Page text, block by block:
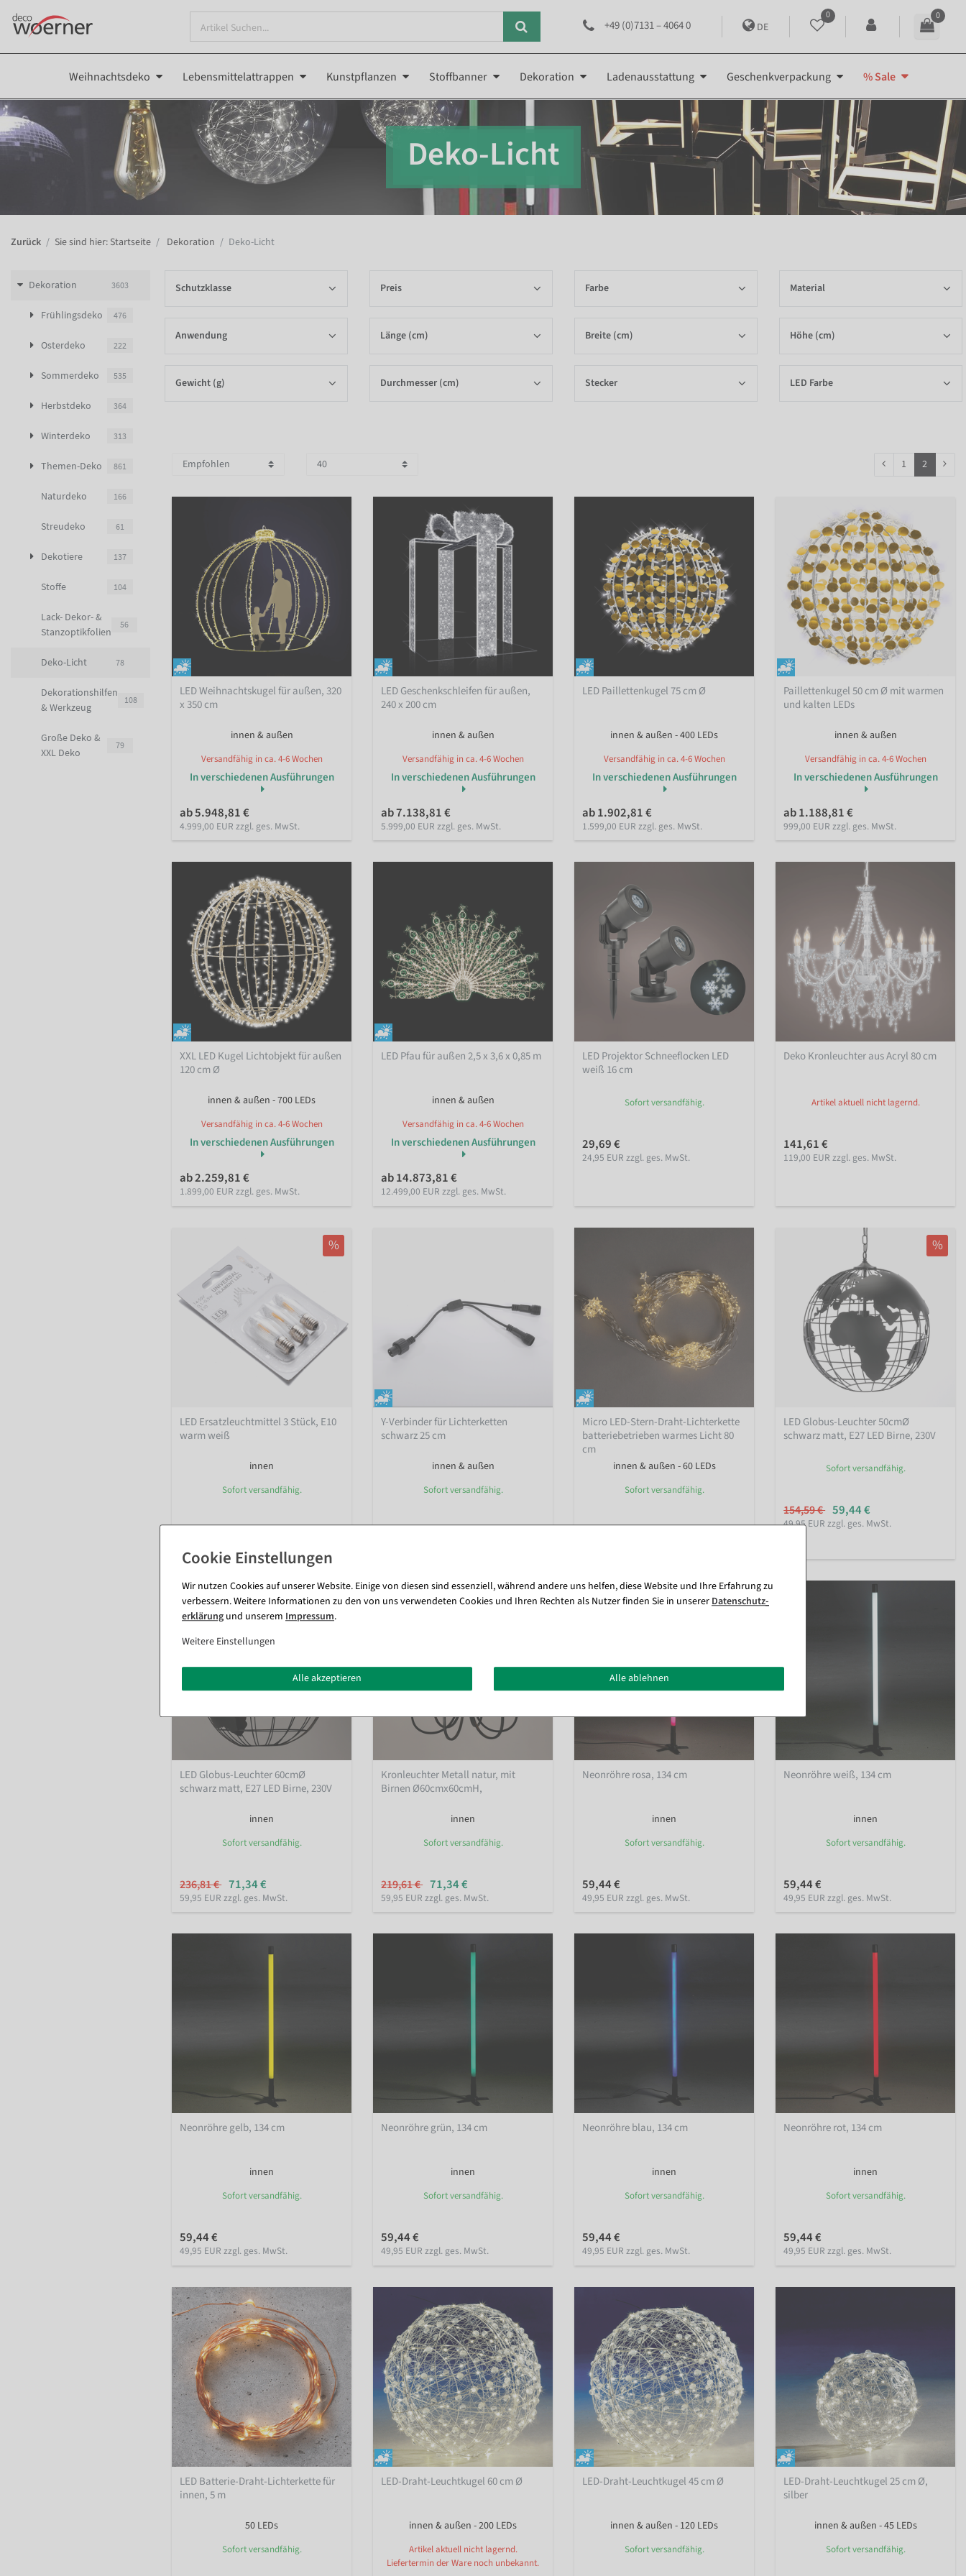
+49 (0)7131 – 4064 0 DE
0 0
Weihnachtsdeko Lebensmittelattrappen Kunstpflanzen Stoffbanner Dekoration Ladenausstattung Geschenkverpackung % Sale
Deko-Licht
Zurück Sie sind hier: Startseite Dekoration Deko-Licht
Dekoration 3603
Frühlingsdeko 476
Osterdeko 222
Sommerdeko 535
Herbstdeko 364
Winterdeko 313
Themen-Deko 861
Naturdeko 166
Streudeko 61
Dekotiere 137
Stoffe 104
Lack- Dekor- &
Stanzoptikfolien
56
Deko-Licht 78
Dekorationshilfen
& Werkzeug
108
Große Deko &
XXL Deko
79
Schutzklasse Preis Farbe Material
Anwendung Länge (cm) Breite (cm) Höhe (cm)
Gewicht (g) Durchmesser (cm) Stecker LED Farbe
1 2
LED Weihnachtskugel für außen, 320
x 350 cm
innen & außen
Versandfähig in ca. 4-6 Wochen
In verschiedenen Ausführungen
ab 5.948,81 €
4.999,00 EUR zzgl. ges. MwSt.
LED Geschenkschleifen für außen,
240 x 200 cm
innen & außen
Versandfähig in ca. 4-6 Wochen
In verschiedenen Ausführungen
ab 7.138,81 €
5.999,00 EUR zzgl. ges. MwSt.
LED Paillettenkugel 75 cm Ø
innen & außen - 400 LEDs
Versandfähig in ca. 4-6 Wochen
In verschiedenen Ausführungen
ab 1.902,81 €
1.599,00 EUR zzgl. ges. MwSt.
Paillettenkugel 50 cm Ø mit warmen
und kalten LEDs
innen & außen
Versandfähig in ca. 4-6 Wochen
In verschiedenen Ausführungen
ab 1.188,81 €
999,00 EUR zzgl. ges. MwSt.
XXL LED Kugel Lichtobjekt für außen
120 cm Ø
innen & außen - 700 LEDs
Versandfähig in ca. 4-6 Wochen
In verschiedenen Ausführungen
ab 2.259,81 €
1.899,00 EUR zzgl. ges. MwSt.
LED Pfau für außen 2,5 x 3,6 x 0,85 m
innen & außen
Versandfähig in ca. 4-6 Wochen
In verschiedenen Ausführungen
ab 14.873,81 €
12.499,00 EUR zzgl. ges. MwSt.
LED Projektor Schneeflocken LED
weiß 16 cm
Sofort versandfähig.
29,69 €
24,95 EUR zzgl. ges. MwSt.
Deko Kronleuchter aus Acryl 80 cm
Artikel aktuell nicht lagernd.
141,61 €
119,00 EUR zzgl. ges. MwSt.
%
LED Ersatzleuchtmittel 3 Stück, E10
warm weiß
innen
Sofort versandfähig.
9,46 € 5,89 €
Y-Verbinder für Lichterketten
schwarz 25 cm
innen & außen
Sofort versandfähig.
3,51 €
Micro LED-Stern-Draht-Lichterkette
batteriebetrieben warmes Licht 80
cm
innen & außen - 60 LEDs
Sofort versandfähig.
11,84 €
%
LED Globus-Leuchter 50cmØ
schwarz matt, E27 LED Birne, 230V
Sofort versandfähig.
154,59 € 59,44 €
49,95 EUR zzgl. ges. MwSt.
%
LED Globus-Leuchter 60cmØ
schwarz matt, E27 LED Birne, 230V
innen
Sofort versandfähig.
236,81 € 71,34 €
59,95 EUR zzgl. ges. MwSt.
%
Kronleuchter Metall natur, mit
Birnen Ø60cmx60cmH,
innen
Sofort versandfähig.
219,61 € 71,34 €
59,95 EUR zzgl. ges. MwSt.
Neonröhre rosa, 134 cm
innen
Sofort versandfähig.
59,44 €
49,95 EUR zzgl. ges. MwSt.
Neonröhre weiß, 134 cm
innen
Sofort versandfähig.
59,44 €
49,95 EUR zzgl. ges. MwSt.
Neonröhre gelb, 134 cm
innen
Sofort versandfähig.
59,44 €
49,95 EUR zzgl. ges. MwSt.
Neonröhre grün, 134 cm
innen
Sofort versandfähig.
59,44 €
49,95 EUR zzgl. ges. MwSt.
Neonröhre blau, 134 cm
innen
Sofort versandfähig.
59,44 €
49,95 EUR zzgl. ges. MwSt.
Neonröhre rot, 134 cm
innen
Sofort versandfähig.
59,44 €
49,95 EUR zzgl. ges. MwSt.
LED Batterie-Draht-Lichterkette für
innen, 5 m
50 LEDs
Sofort versandfähig.
LED-Draht-Leuchtkugel 60 cm Ø
innen & außen - 200 LEDs
Artikel aktuell nicht lagernd.
Liefertermin der Ware noch unbekannt.
LED-Draht-Leuchtkugel 45 cm Ø
innen & außen - 120 LEDs
Sofort versandfähig.
LED-Draht-Leuchtkugel 25 cm Ø,
silber
innen & außen - 45 LEDs
Sofort versandfähig.
Wir nutzen Cookies auf unserer Website. Einige von diesen sind essenziell, während andere uns helfen, diese Website und Ihre Erfahrung zu
verbessern. Weitere Informationen zu den von uns verwendeten Cookies und Ihren Rechten als Nutzer finden Sie in unserer Daten­schutz­
erklärung und unserem Impressum.
Weitere Einstellungen
Alle akzeptieren Alle ablehnen